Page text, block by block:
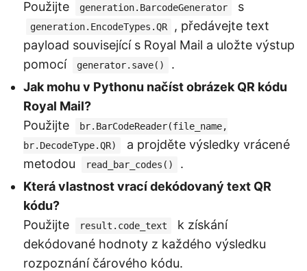
Použijte generation.BarcodeGenerator s
generation.EncodeTypes.QR
, předávejte text
payload související s Royal Mail a uložte výstup
pomocí
generator.save()
.
Jak mohu v Pythonu načíst obrázek QR kódu
Royal Mail?
Použijte
br.BarCodeReader(file_name,
br.DecodeType.QR)
a projděte výsledky vrácené
metodou
read_bar_codes()
.
Která vlastnost vrací dekódovaný text QR
kódu?
Použijte
result.code_text
k získání
dekódované hodnoty z každého výsledku
rozpoznání čárového kódu.